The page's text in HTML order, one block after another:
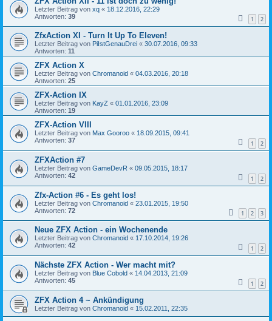
Letzter Beitrag von xq « 18.12.2016, 22:29
Antworten: 39 1 2
ZfxAction XI - Turn It Up To Eleven!
Letzter Beitrag von PiIstGenauDrei « 30.07.2016, 09:33
Antworten: 11
ZFX Action X
Letzter Beitrag von Chromanoid « 04.03.2016, 20:18
Antworten: 25
ZFX-Action IX
Letzter Beitrag von KayZ « 01.01.2016, 23:09
Antworten: 19
ZFX-Action VIII
Letzter Beitrag von Max Gooroo « 18.09.2015, 09:41
Antworten: 37 1 2
ZFXAction #7
Letzter Beitrag von GameDevR « 09.05.2015, 18:17
Antworten: 42 1 2
Zfx-Action #6 - Es geht los!
Letzter Beitrag von Chromanoid « 23.01.2015, 19:50
Antworten: 72 1 2 3
Neue ZFX Action - ein Wochenende
Letzter Beitrag von Chromanoid « 17.10.2014, 19:26
Antworten: 42 1 2
Nächste ZFX Action - Wer macht mit?
Letzter Beitrag von Blue Cobold « 14.04.2013, 21:09
Antworten: 45 1 2
ZFX Action 4 ~ Ankündigung
Letzter Beitrag von Chromanoid « 15.02.2011, 22:35